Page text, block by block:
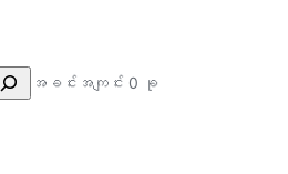
အခင်းအကျင်း 0 ခု